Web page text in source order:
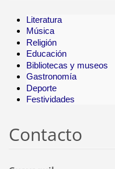
Literatura
Música
Religión
Educación
Bibliotecas y museos
Gastronomía
Deporte
Festividades
Contacto